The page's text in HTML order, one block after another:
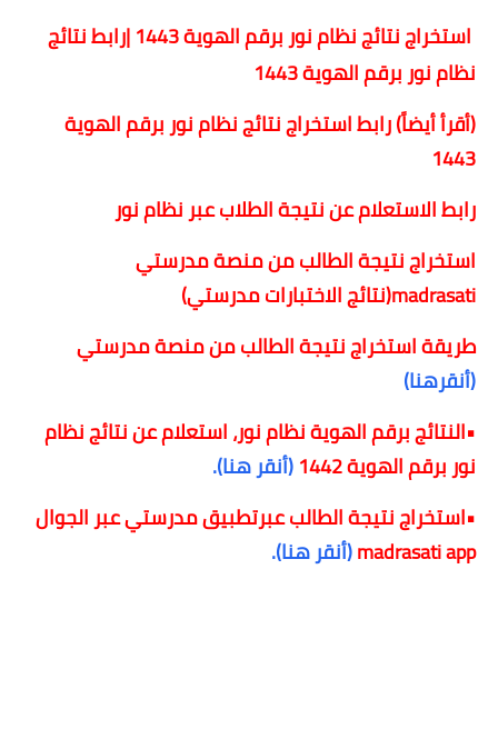
استخراج نتائج نظام نور برقم الهوية 1443 |رابط نتائج
نظام نور برقم الهوية 1443
(أقرأ أيضاً) رابط استخراج نتائج نظام نور برقم الهوية
1443
رابط الاستعلام عن نتيجة الطلاب عبر نظام نور
استخراج نتيجة الطالب من منصة مدرستي
madrasati(نتائج الاختبارات مدرستي)
طريقة استخراج نتيجة الطالب من منصة مدرستي
(أنقرهنا)
•النتائج برقم الهوية نظام نور، استعلام عن نتائج نظام
نور برقم الهوية 1442
(أنقر هنا).
•استخراج نتيجة الطالب عبرتطبيق مدرستي عبر الجوال
madrasati app(أنقر هنا).